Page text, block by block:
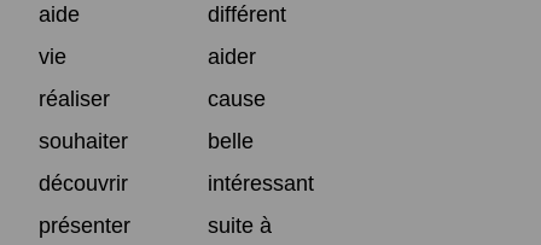
aide
différent
vie
aider
réaliser
cause
souhaiter
belle
découvrir
intéressant
présenter
suite à